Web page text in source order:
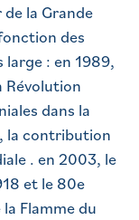
la Grande
des
large : en 1989,
Révolution
dans la
la contribution
. en 2003, le
et le 80e
Flamme du